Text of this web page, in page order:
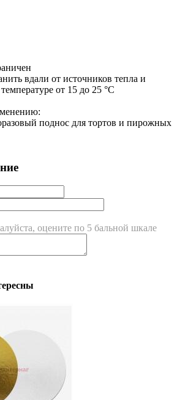
вдали от источников тепла и
от 15 до 25 °C
поднос для тортов и пирожных
оцените по 5 бальной шкале